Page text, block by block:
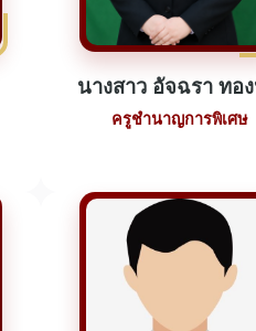
นางสาว อัจฉรา ทอ
ครูชำนาญการพิเศษ